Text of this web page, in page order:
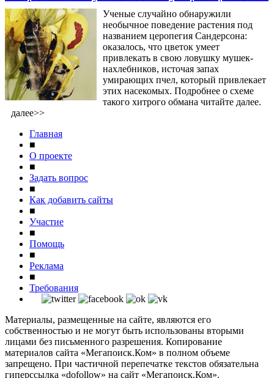
Ученые случайно обнаружили
необычное поведение растения под
названием церопегия Сандерсона:
оказалось, что цветок умеет
привлекать в свою ловушку мушек-
нахлебников, источая запах
умирающих пчел, который привлекает
этих насекомых. Подробнее о схеме
такого хитрого обмана читайте далее.
далее>>
Главная
■
О проекте
■
Задать вопрос
■
Как добавить сайты
■
Участие
■
Помощь
■
Реклама
■
Требования
Материалы, размещенные на сайте, являются его
собственностью и не могут быть использованы вторыми
лицами без письменного разрешения. Копирование
материалов сайта «Мегапоиск.Ком» в полном объеме
запрещено. При частичной перепечатке текстов обязательна
гиперссылка «dofollow» на сайт «Мегапоиск.Ком».